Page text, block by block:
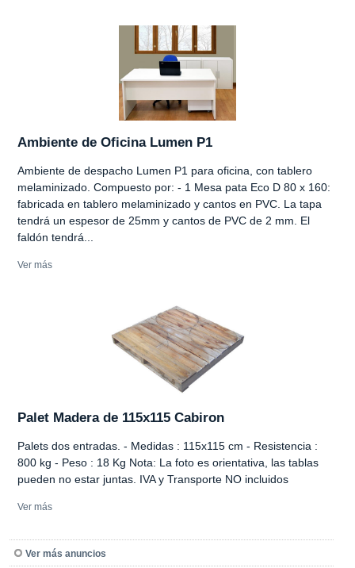
Ambiente de Oficina Lumen P1
Ambiente de despacho Lumen P1 para oficina, con tablero
melaminizado. Compuesto por: - 1 Mesa pata Eco D 80 x 160:
fabricada en tablero melaminizado y cantos en PVC. La tapa
tendrá un espesor de 25mm y cantos de PVC de 2 mm. El
faldón tendrá...
Ver más
Palet Madera de 115x115 Cabiron
Palets dos entradas. - Medidas : 115x115 cm - Resistencia :
800 kg - Peso : 18 Kg Nota: La foto es orientativa, las tablas
pueden no estar juntas. IVA y Transporte NO incluidos
Ver más
Ver más anuncios